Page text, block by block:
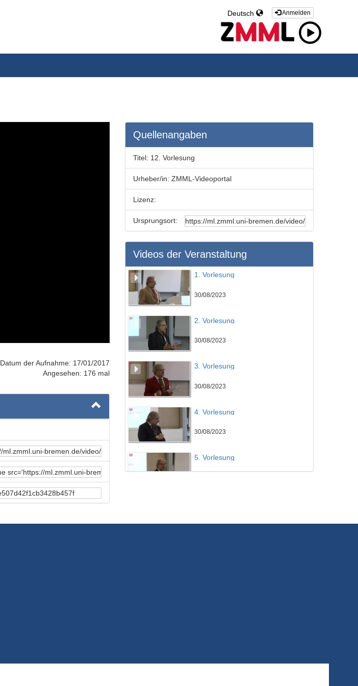
Anmelden
Deutsch
Datum der Aufnahme: 17/01/2017
Angesehen: 176 mal
Quellenangaben
Titel: 12. Vorlesung
Urheber/in: ZMML-Videoportal
Lizenz:
Ursprungsort:
Videos der Veranstaltung
1. Vorlesung
30/08/2023
2. Vorlesung
30/08/2023
3. Vorlesung
30/08/2023
4. Vorlesung
30/08/2023
5. Vorlesung
30/08/2023